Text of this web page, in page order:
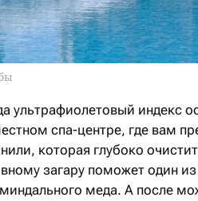
ультрафиолетовый индекс
спа-центре, где вам
которая глубоко
загару поможет один
меда. А после